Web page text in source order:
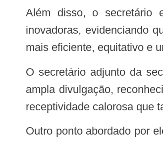
Além disso, o secretário executivo, destacou como diferentes territórios têm superado desafios locais com estratégias
inovadoras, evidenciando
mais eficiente, equitativo e
O secretário adjunto da secretária de saúde do Pará, Adney Pareira, comemorou a grandiosidade do evento. “Tivemos uma
ampla divulgação,
receptividade calorosa que
Outro ponto abordado por ele, foi o olhar que a câmara técnica proporcionou para os envolvidos. “Nos fez enxergar a Amazônia